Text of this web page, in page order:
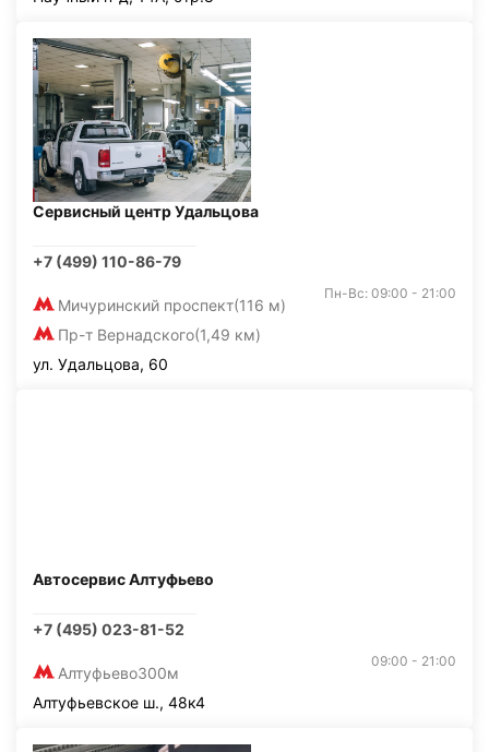
Сервисный центр Удальцова
+7 (499) 110-86-79
Мичуринский проспект(116 м)
Пр-т Вернадского(1,49 км)
Пн-Вс: 09:00 - 21:00
ул. Удальцова, 60
Автосервис Алтуфьево
+7 (495) 023-81-52
Алтуфьево300м
09:00 - 21:00
Алтуфьевское ш., 48к4